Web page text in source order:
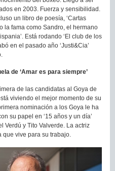
en 2003. Fuerza y sensibilidad.
un libro de poesía, ‘Cartas
la fama como Sandro, el hermano
Está rodando ‘El club de los
en el pasado año ‘Justi&Cia’
de ‘Amar es para siempre’
de las candidatas al Goya de
viviendo el mejor momento de su
nominación a los Goya le ha
su papel en ‘15 años y un día’
Verdú y Tito Valverde. La actriz
que vive para su trabajo.